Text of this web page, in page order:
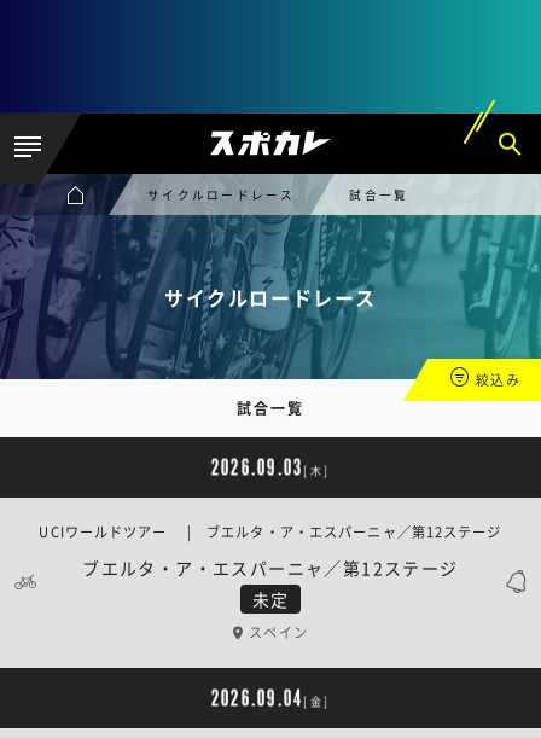
サイクルロードレース 試合一覧
サイクルロードレース
試合一覧
絞込み
2026.09.03 [木]
未定
ブエルタ・ア・エスパーニャ／第12ステージ
UCIワールドツアー | ブエルタ・ア・エスパーニャ／第12ステージ
スペイン
2026.09.04 [金]